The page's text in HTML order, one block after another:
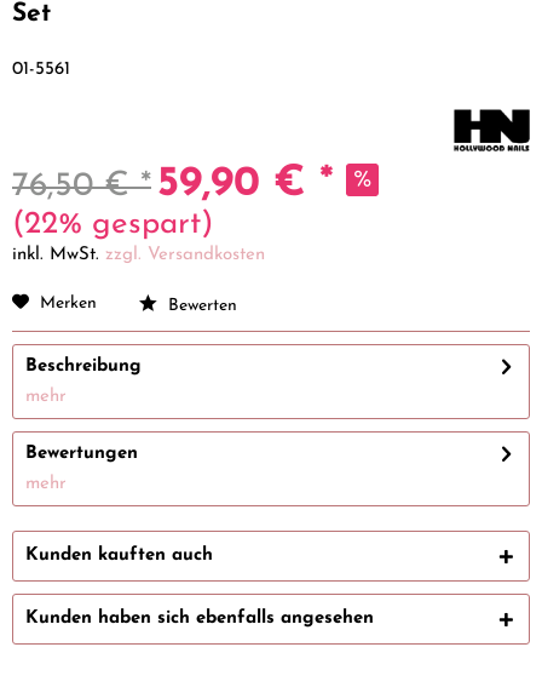
Set
01-5561
76,50 € * 59,90 € *
(22% gespart)
inkl. MwSt. zzgl. Versandkosten
Merken Bewerten
Beschreibung
mehr
Bewertungen
mehr
Kunden kauften auch
Kunden haben sich ebenfalls angesehen